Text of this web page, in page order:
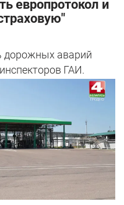
европротокол и
дорожных аварий
ГАИ.